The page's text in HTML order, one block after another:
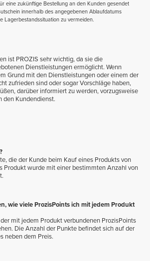
eine zukünftige Bestellung an den Kunden gesendet
innerhalb des angegebenen Ablaufdatums
Lagerbestandssituation zu vermeiden.
ist PROZIS sehr wichtig, da sie die
Dienstleistungen ermöglicht. Wenn
Grund mit den Dienstleistungen oder einem der
zufrieden sind oder sogar Vorschläge haben,
darüber informiert zu werden, vorzugsweise
den Kundendienst.
die der Kunde beim Kauf eines Produkts von
Produkt wurde mit einer bestimmten Anzahl von
wie viele ProzisPoints ich mit jedem Produkt
mit jedem Produkt verbundenen ProzisPoints
Die Anzahl der Punkte befindet sich auf der
neben dem Preis.